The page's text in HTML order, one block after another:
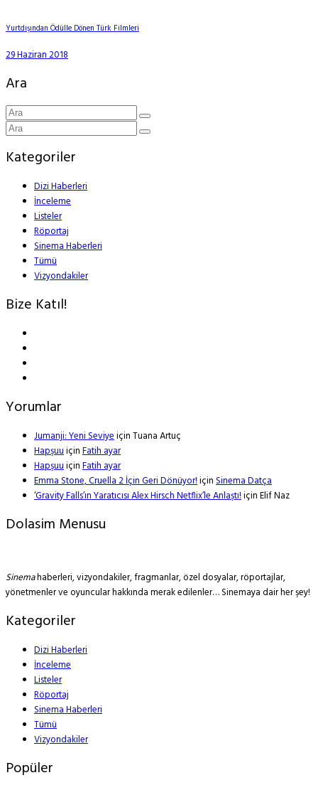
Yurtdışından Ödülle Dönen Türk Filmleri
29 Haziran 2018
Ara
Kategoriler
Dizi Haberleri
İnceleme
Listeler
Röportaj
Sinema Haberleri
Tümü
Vizyondakiler
Bize Katıl!
Yorumlar
Jumanji: Yeni SeviyeiçinTuana Artuç
HapşuuiçinFatih ayar
HapşuuiçinFatih ayar
Emma Stone, Cruella 2 İçin Geri Dönüyor!içinSinema Datça
‘Gravity Falls’ın Yaratıcısı Alex Hirsch Netflix’le Anlaştı!içinElif Naz
Dolasim Menusu
Sinemahaberleri, vizyondakiler, fragmanlar, özel dosyalar, röportajlar,
yönetmenler ve oyuncular hakkında merak edilenler… Sinemaya dair her şey!
Kategoriler
Dizi Haberleri
İnceleme
Listeler
Röportaj
Sinema Haberleri
Tümü
Vizyondakiler
Popüler